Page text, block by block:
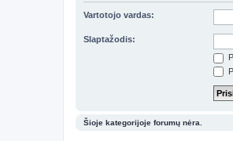
Vartotojo vardas:
Slaptažodis:
Šioje kategorijoje forumų nėra.